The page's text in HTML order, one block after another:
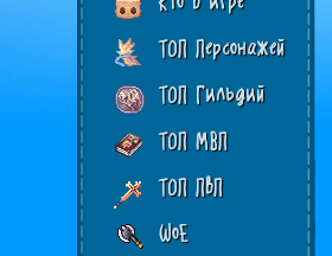
ТОП Персонажей
ТОП Гильдий
ТОП МВП
ТОП ПвП
WoE